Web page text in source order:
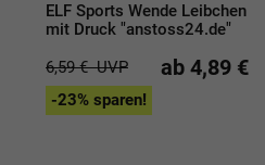
ELF Sports Wende Leibchen
mit Druck "anstoss24.de"
6,59 €UVP ab 4,89 €
-23% sparen!